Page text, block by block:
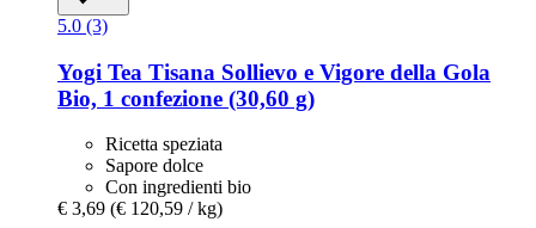
5.0 (3)
Yogi Tea Tisana Sollievo e Vigore della Gola
Bio, 1 confezione (30,60 g)
Ricetta speziata
Sapore dolce
Con ingredienti bio
€ 3,69 (€ 120,59 / kg)